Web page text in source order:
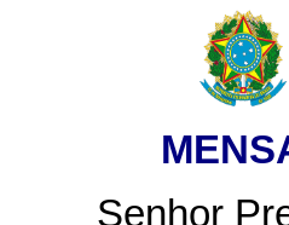
Senhor